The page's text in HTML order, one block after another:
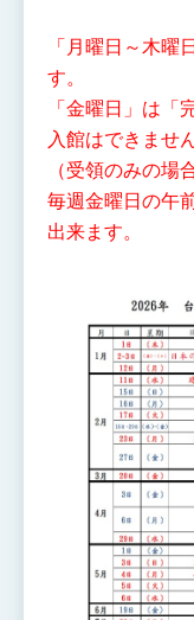
「月曜日～木曜
す。
「金曜日」は「
入館はできません
（受領のみの場
毎週金曜日の午
出来ます。